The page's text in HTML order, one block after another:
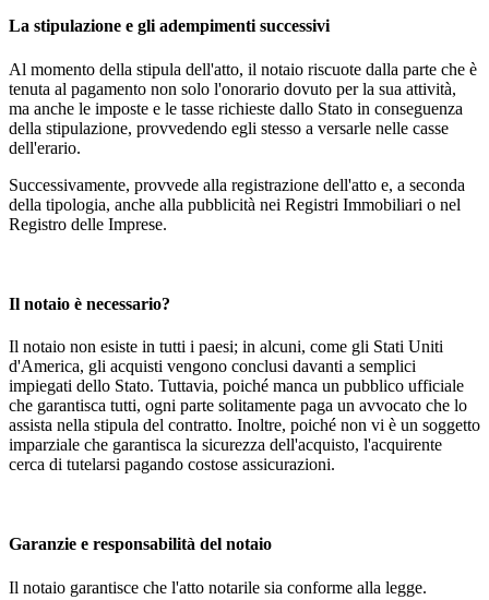
La stipulazione e gli adempimenti successivi
Al momento della stipula dell'atto, il notaio riscuote dalla parte che è
tenuta al pagamento non solo l'onorario dovuto per la sua attività,
ma anche le imposte e le tasse richieste dallo Stato in conseguenza
della stipulazione, provvedendo egli stesso a versarle nelle casse
dell'erario.
Successivamente, provvede alla registrazione dell'atto e, a seconda
della tipologia, anche alla pubblicità nei Registri Immobiliari o nel
Registro delle Imprese.
Il notaio è necessario?
Il notaio non esiste in tutti i paesi; in alcuni, come gli Stati Uniti
d'America, gli acquisti vengono conclusi davanti a semplici
impiegati dello Stato. Tuttavia, poiché manca un pubblico ufficiale
che garantisca tutti, ogni parte solitamente paga un avvocato che lo
assista nella stipula del contratto. Inoltre, poiché non vi è un soggetto
imparziale che garantisca la sicurezza dell'acquisto, l'acquirente
cerca di tutelarsi pagando costose assicurazioni.
Garanzie e responsabilità del notaio
Il notaio garantisce che l'atto notarile sia conforme alla legge.